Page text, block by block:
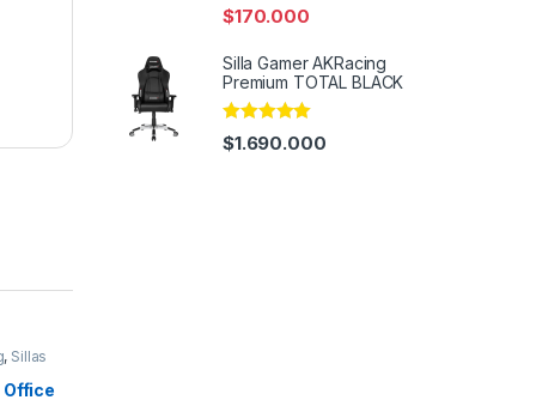
, Sillas
Office
$170.000
Silla Gamer AKRacing
Premium TOTAL BLACK
Rated5.00
out of 5
$1.690.000